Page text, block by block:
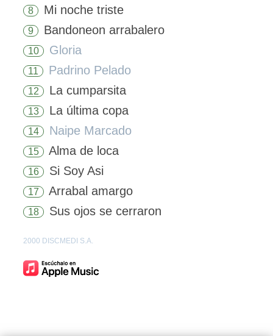
8 Mi noche triste
9 Bandoneon arrabalero
10 Gloria
11 Padrino Pelado
12 La cumparsita
13 La última copa
14 Naipe Marcado
15 Alma de loca
16 Si Soy Asi
17 Arrabal amargo
18 Sus ojos se cerraron
2000 DISCMEDI S.A.